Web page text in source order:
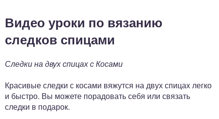
Видео уроки по вязанию
следков спицами
Следки на двух спицах с Косами
Красивые следки с косами вяжутся на двух спицах легко
и быстро. Вы можете порадовать себя или связать
следки в подарок.